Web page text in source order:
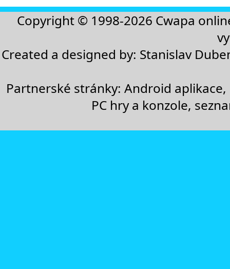
Copyright © 1998-2026 Cwapa
Created a designed by: Stanislav
Partnerské stránky:Android aplikace,
PC hry a konzole,